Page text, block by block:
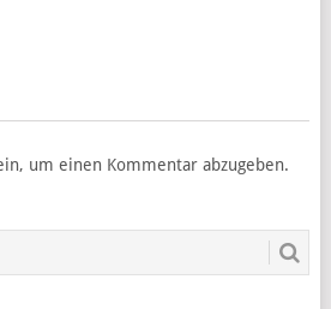
um einen Kommentar abzugeben.